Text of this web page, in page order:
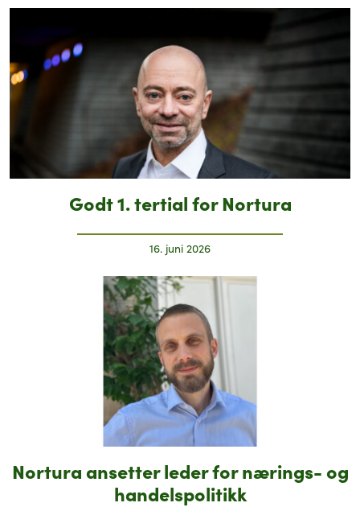
Godt 1. tertial for Nortura
16. juni 2026
Nortura ansetter leder for nærings- og
handelspolitikk